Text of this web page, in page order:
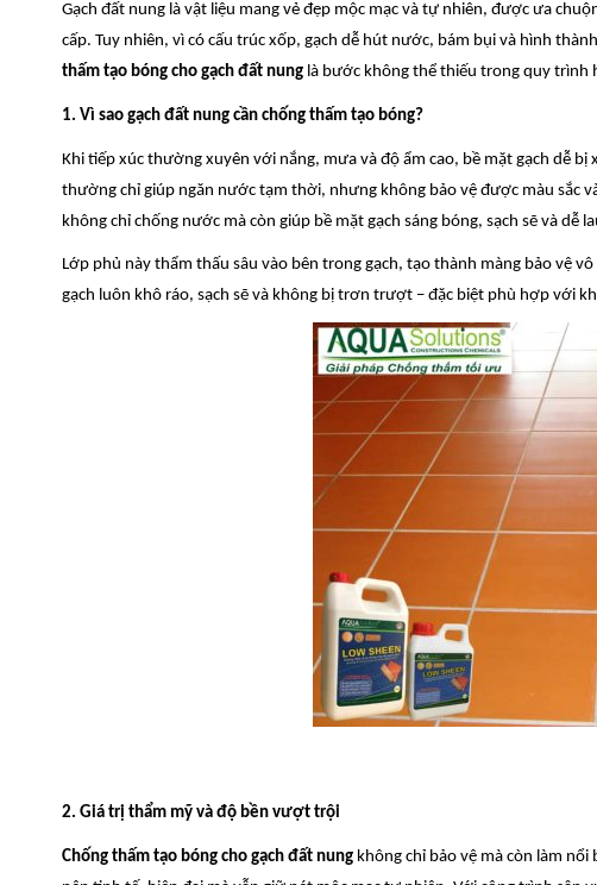
Gạch đất nung là vật liệu mang vẻ đẹp mộc mạc và tự nhiên, được ưa
cấp. Tuy nhiên, vì có cấu trúc xốp, gạch dễ hút nước, bám bụi và hình
thấm tạo bóng cho gạch đất nung là bước không thể thiếu trong quy trình
1. Vì sao gạch đất nung cần chống thấm tạo bóng?
Khi tiếp xúc thường xuyên với nắng, mưa và độ ẩm cao, bề mặt gạch dễ
thường chỉ giúp ngăn nước tạm thời, nhưng không bảo vệ được màu sắc
không chỉ chống nước mà còn giúp bề mặt gạch sáng bóng, sạch sẽ và dễ
Lớp phủ này thẩm thấu sâu vào bên trong gạch, tạo thành màng bảo vệ
gạch luôn khô ráo, sạch sẽ và không bị trơn trượt – đặc biệt phù hợp với
2. Giá trị thẩm mỹ và độ bền vượt trội
Chống thấm tạo bóng cho gạch đất nung không chỉ bảo vệ mà còn làm